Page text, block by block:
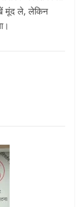
मूंद ले, लेकिन